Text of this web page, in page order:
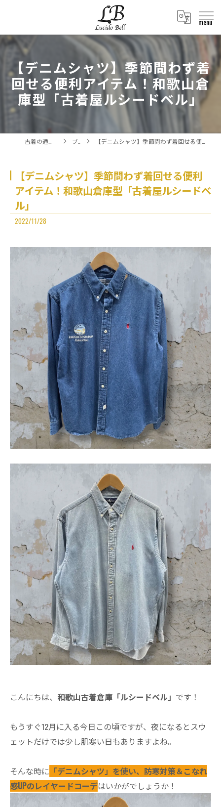
【デニムシャツ】季節問わず着
回せる便利アイテム！和歌山倉
庫型「古着屋ルシードベル」
ブログ 【デニムシャツ】季節問わず着回せる便利アイテム！和歌山倉庫型「古着屋ルシードベル」
【デニムシャツ】季節問わず着回せる便利
アイテム！和歌山倉庫型「古着屋ルシードベ
ル」
2022/11/28
こんにちは、 和歌山古着倉庫「ルシードベル」 です！
もうすぐ12月に入る今日この頃ですが、夜になるとスウ
ェットだけでは少し肌寒い日もありますよね。
そんな時に 「デニムシャツ」を使い、防寒対策＆こなれ
感UPのレイヤードコーデはいかがでしょうか！